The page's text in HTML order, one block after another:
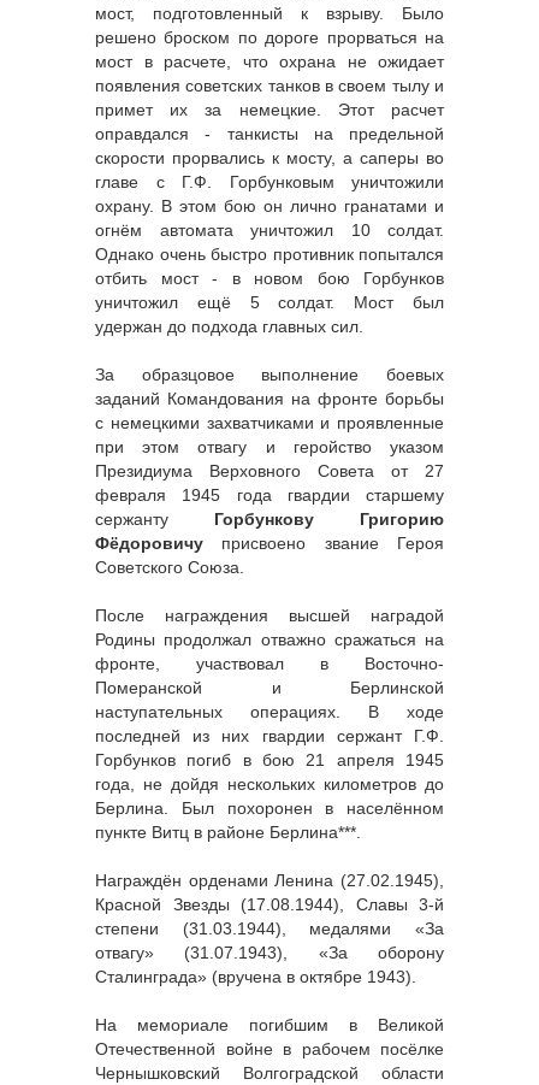
мост, подготовленный к взрыву. Было
решено броском по дороге прорваться на
мост в расчете, что охрана не ожидает
появления советских танков в своем тылу и
примет их за немецкие. Этот расчет
оправдался - танкисты на предельной
скорости прорвались к мосту, а саперы во
главе с Г.Ф. Горбунковым уничтожили
охрану. В этом бою он лично гранатами и
огнём автомата уничтожил 10 солдат.
Однако очень быстро противник попытался
отбить мост - в новом бою Горбунков
уничтожил ещё 5 солдат. Мост был
удержан до подхода главных сил.
За образцовое выполнение боевых
заданий Командования на фронте борьбы
с немецкими захватчиками и проявленные
при этом отвагу и геройство указом
Президиума Верховного Совета от 27
февраля 1945 года гвардии старшему
сержанту Горбункову Григорию
Фёдоровичу присвоено звание Героя
Советского Союза.
После награждения высшей наградой
Родины продолжал отважно сражаться на
фронте, участвовал в Восточно-
Померанской и Берлинской
наступательных операциях. В ходе
последней из них гвардии сержант Г.Ф.
Горбунков погиб в бою 21 апреля 1945
года, не дойдя нескольких километров до
Берлина. Был похоронен в населённом
пункте Витц в районе Берлина***.
Награждён орденами Ленина (27.02.1945),
Красной Звезды (17.08.1944), Славы 3-й
степени (31.03.1944), медалями «За
отвагу» (31.07.1943), «За оборону
Сталинграда» (вручена в октябре 1943).
На мемориале погибшим в Великой
Отечественной войне в рабочем посёлке
Чернышковский Волгоградской области